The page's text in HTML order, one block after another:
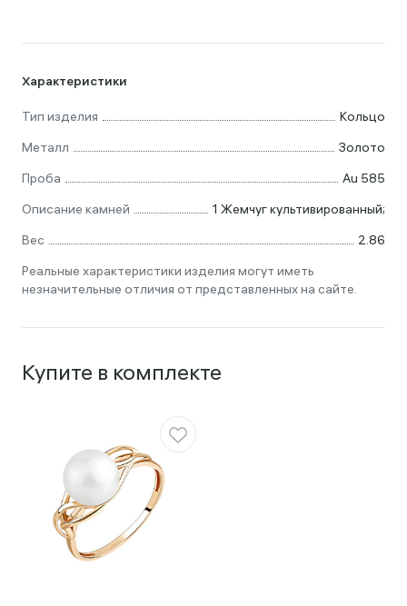
Характеристики
Тип изделия
Кольцо
Металл
Золото
Проба
Au 585
Описание камней
1 Жемчуг культивированный;
Вес
2.86
Реальные характеристики изделия могут иметь
незначительные отличия от представленных на сайте.
Купите в комплекте